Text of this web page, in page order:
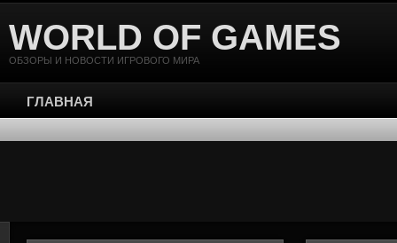
WORLD OF GAMES
ОБЗОРЫ И НОВОСТИ ИГРОВОГО МИРА
ГЛАВНАЯ